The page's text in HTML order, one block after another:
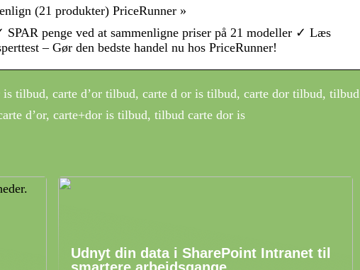
(21 produkter) PriceRunner »
SPAR penge ved at sammenligne priser på 21 modeller ✓ Læs
– Gør den bedste handel nu hos PriceRunner!
tilbud, carte d’or tilbud, carte d or is tilbud, carte dor tilbud, tilbud
d’or, carte+dor is tilbud, tilbud carte dor is
Udnyt din data i SharePoint Intranet til